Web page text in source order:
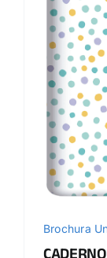
Brochura